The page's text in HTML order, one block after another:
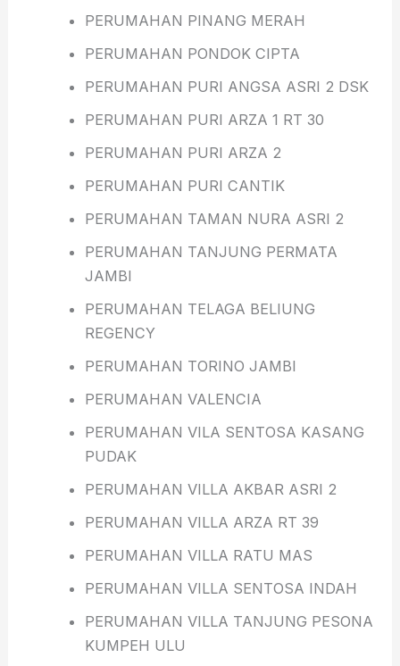
PERUMAHAN PINANG MERAH
PERUMAHAN PONDOK CIPTA
PERUMAHAN PURI ANGSA ASRI 2 DSK
PERUMAHAN PURI ARZA 1 RT 30
PERUMAHAN PURI ARZA 2
PERUMAHAN PURI CANTIK
PERUMAHAN TAMAN NURA ASRI 2
PERUMAHAN TANJUNG PERMATA
JAMBI
PERUMAHAN TELAGA BELIUNG
REGENCY
PERUMAHAN TORINO JAMBI
PERUMAHAN VALENCIA
PERUMAHAN VILA SENTOSA KASANG
PUDAK
PERUMAHAN VILLA AKBAR ASRI 2
PERUMAHAN VILLA ARZA RT 39
PERUMAHAN VILLA RATU MAS
PERUMAHAN VILLA SENTOSA INDAH
PERUMAHAN VILLA TANJUNG PESONA
KUMPEH ULU